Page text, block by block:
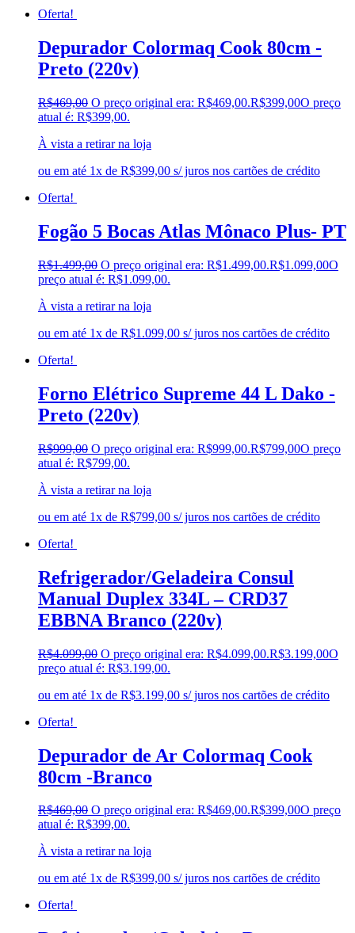
Oferta!
Depurador Colormaq Cook 80cm -
Preto (220v)
R$469,00 O preço original era: R$469,00.R$399,00O preço
atual é: R$399,00.
À vista a retirar na loja
ou em até 1x de R$399,00 s/ juros nos cartões de crédito
Oferta!
Fogão 5 Bocas Atlas Mônaco Plus- PT
R$1.499,00 O preço original era: R$1.499,00.R$1.099,00O
preço atual é: R$1.099,00.
À vista a retirar na loja
ou em até 1x de R$1.099,00 s/ juros nos cartões de crédito
Oferta!
Forno Elétrico Supreme 44 L Dako -
Preto (220v)
R$999,00 O preço original era: R$999,00.R$799,00O preço
atual é: R$799,00.
À vista a retirar na loja
ou em até 1x de R$799,00 s/ juros nos cartões de crédito
Oferta!
Refrigerador/Geladeira Consul
Manual Duplex 334L – CRD37
EBBNA Branco (220v)
R$4.099,00 O preço original era: R$4.099,00.R$3.199,00O
preço atual é: R$3.199,00.
ou em até 1x de R$3.199,00 s/ juros nos cartões de crédito
Oferta!
Depurador de Ar Colormaq Cook
80cm -Branco
R$469,00 O preço original era: R$469,00.R$399,00O preço
atual é: R$399,00.
À vista a retirar na loja
ou em até 1x de R$399,00 s/ juros nos cartões de crédito
Oferta!